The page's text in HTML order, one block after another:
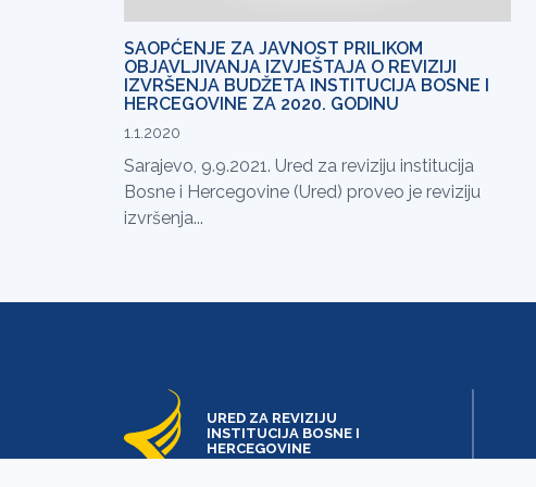
SAOPĆENJE ZA JAVNOST PRILIKOM
OBJAVLJIVANJA IZVJEŠTAJA O REVIZIJI
IZVRŠENJA BUDŽETA INSTITUCIJA BOSNE I
HERCEGOVINE ZA 2020. GODINU
1.1.2020
Sarajevo, 9.9.2021. Ured za reviziju institucija
Bosne i Hercegovine (Ured) proveo je reviziju
izvršenja...
URED ZA REVIZIJU
INSTITUCIJA BOSNE I
HERCEGOVINE